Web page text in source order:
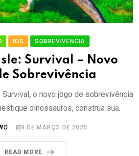
IOS SOBREVIVENCIA
Survival – Novo
Sobrevivência
o novo jogo de sobrevivência
dinossauros, construa sua.
8 DE MARÇO DE 2025
READ MORE